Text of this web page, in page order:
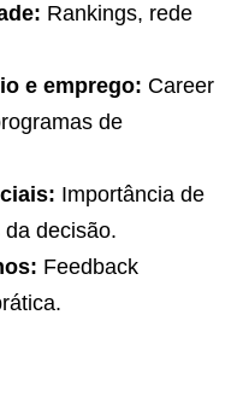
Rankings, rede
e emprego: Career
de
Importância de
decisão.
Feedback